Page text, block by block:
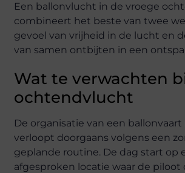
Een ballonvlucht in de vroege
combineert het beste van twee
gevoel van vrijheid in de lucht en
van samen ontbijten in een
Wat te verwachten
ochtendvlucht
De organisatie van een
verloopt doorgaans volgens een
geplande routine. De dag start op
afgesproken locatie waar de piloot